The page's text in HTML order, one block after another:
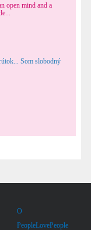
open mind and a
Som slobodný
O
PeopleLovePeople